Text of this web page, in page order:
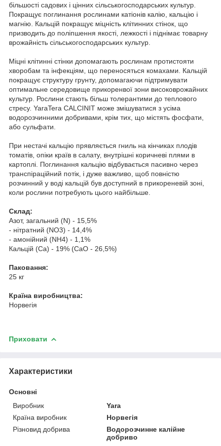
більшості садових і цінних сільськогосподарських культур.
Покращує поглинання рослинами катіонів калію, кальцію і
магнію. Кальцій покращує міцність клітинних стінок, що
призводить до поліпшення якості, лежкості і піднімає товарну
врожайність сільськогосподарських культур.
Міцні клітинні стінки допомагають рослинам протистояти
хворобам та інфекціям, що переносяться комахами. Кальцій
покращує структуру грунту, допомагаючи підтримувати
оптимальне середовище прикоренвої зони високоврожайних
культур. Рослини стають більш толерантими до теплового
стресу. YaraTera CALCINIT може змішуватися з усіма
водорозчинними добривами, крім тих, що містять фосфати,
або сульфати.
При нестачі кальцію прявляється гниль на кінчиках плодів
томатів, опіки країв в салату, внутрішні коричневі плями в
картоплі. Поглинання кальцію відбувається пасивно через
транспіраційний потік, і дуже важливо, щоб повністю
розчинний у воді кальцій був доступний в прикореневій зоні,
коли рослини потребують цього найбільше.
Склад:
Азот, загальний (N) - 15,5%
- нітратний (NO3) - 14,4%
- амонійний (NH4) - 1,1%
Кальцiй (Ca) - 19% (CaO - 26,5%)
Паковання:
25 кг
Країна виробництва:
Норвегія
Приховати
Характеристики
Основні
Виробник
Yara
Країна виробник
Норвегія
Різновид добрива
Водорозчинне калійне
добриво